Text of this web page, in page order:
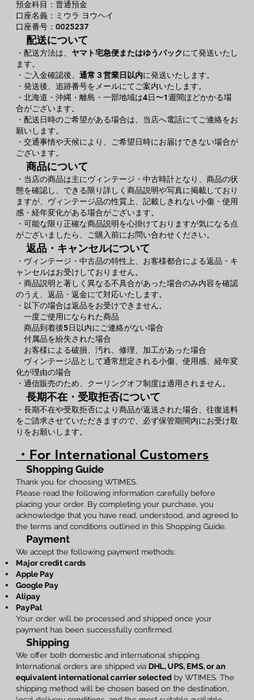
預金科目：普通預金
口座名義：ミウラ ヨウヘイ
口座番号：0025237
配送について
・配送方法は、 ヤマト宅急便またはゆうパックにて発送いたし
ます。
・ご入金確認後、 通常３営業日以内に発送いたします。
・発送後、追跡番号をメールにてご案内いたします。
・北海道・沖縄・離島・一部地域は4日〜1週間ほどかかる場
合がございます。
・配送日時のご希望がある場合は、当店へ電話にてご連絡をお
願いします。
・交通事情や天候により、ご希望日時にお届けできない場合が
ございます。
商品について
・当店の商品は主にヴィンテージ・中古時計となり、商品の状
態を確認し、できる限り詳しく商品説明や写真に掲載しており
ますが、ヴィンテージ品の性質上、記載しきれない小傷・使用
感・経年変化がある場合がございます。
・可能な限り正確な商品説明を心掛けておりますが気になる点
がございましたら、ご購入前にお問い合わせください。
返品・キャンセルについて
・ヴィンテージ・中古品の特性上、お客様都合による返品・キ
ャンセルはお受けしておりません。
・商品説明と著しく異なる不具合があった場合のみ内容を確認
のうえ、返品・返金にて対応いたします。
・以下の場合は返品をお受けできません。
一度ご使用になられた商品
商品到着後5日以内にご連絡がない場合
付属品を紛失された場合
お客様による破損、汚れ、修理、加工があった場合
ヴィンテージ品として通常想定される小傷、使用感、経年変
化が理由の場合
・通信販売のため、クーリングオフ制度は適用されません。
長期不在・受取拒否について
・長期不在や受取拒否により商品が返送された場合、往復送料
をご請求させていただきますので、必ず保管期間内にお受け取
りをお願いします。
・For International Customers
Shopping Guide
Thank you for choosing WTIMES.
Please read the following information carefully before
placing your order. By completing your purchase, you
acknowledge that you have read, understood, and agreed to
the terms and conditions outlined in this Shopping Guide.
Payment
We accept the following payment methods:
Major credit cards
Apple Pay
Google Pay
Alipay
PayPal
Your order will be processed and shipped once your
payment has been successfully confirmed.
Shipping
We offer both domestic and international shipping.
International orders are shipped via DHL, UPS, EMS, or an
equivalent international carrier selected by WTIMES. The
shipping method will be chosen based on the destination,